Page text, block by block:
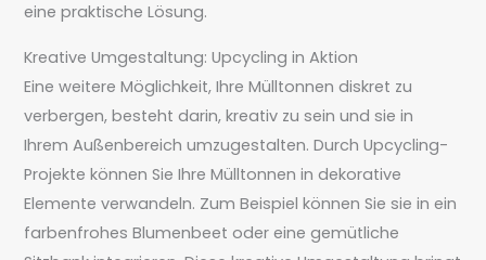
eine praktische Lösung.
Kreative Umgestaltung: Upcycling in Aktion
Eine weitere Möglichkeit, Ihre Mülltonnen diskret zu
verbergen, besteht darin, kreativ zu sein und sie in
Ihrem Außenbereich umzugestalten. Durch Upcycling-
Projekte können Sie Ihre Mülltonnen in dekorative
Elemente verwandeln. Zum Beispiel können Sie sie in ein
farbenfrohes Blumenbeet oder eine gemütliche